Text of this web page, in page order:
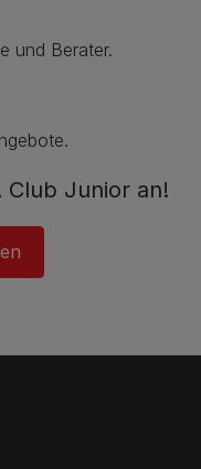
und Berater.
Club Junior an!